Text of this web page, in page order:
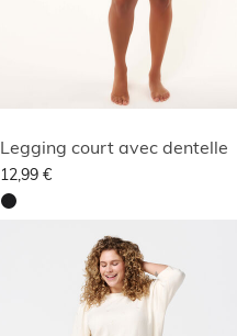
Legging court avec dentelle
12,99 €